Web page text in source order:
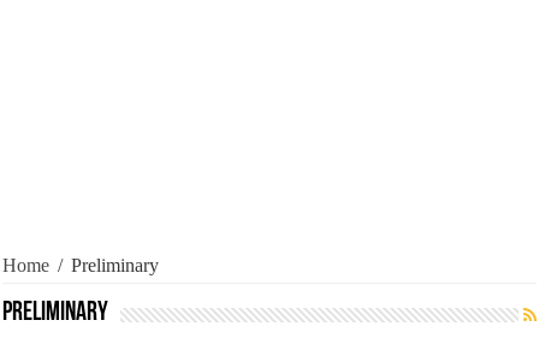
Home / Preliminary
Preliminary